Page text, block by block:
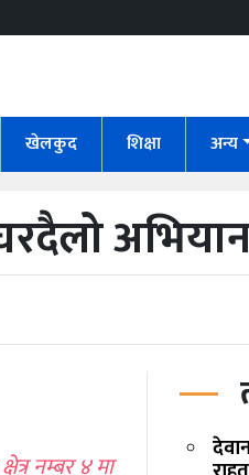
खेलकुद शिक्षा अन्य
अभियान